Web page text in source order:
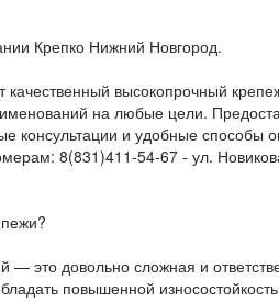
Крепко Нижний Новгород.
высокопрочный
на любые цели.
консультации и удобные способы
8(831)411-54-67 - ул.
— это довольно сложная и
повышенной